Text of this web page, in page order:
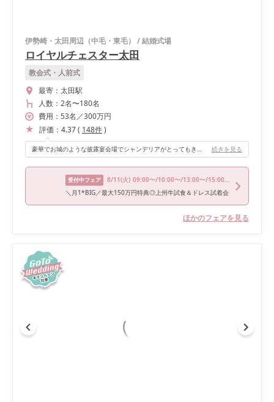
伊勢崎・太田周辺（中毛・東毛） /結婚式場
ロイヤルチェスター太田
教会式・人前式
最寄： 太田駅
人数： 2名〜180名
費用： 53名 ／300万円
評価： 4.37( 148件)
豪華でお城のような披露宴会場でシャンデリアがとってもきれいです！ 細かなところまでお城っぽさが出ていて、ヨーロッパの宮殿にいるような気分になれる披露宴会場です！ 続きを見る
受付中フェア 8/11(火) 09:00〜/10:00〜/13:00〜/15:00〜/17:00〜
＼月1*BIG／最大150万円特典◎上州牛試食＆ドレス試着会
ほかのフェアを見る